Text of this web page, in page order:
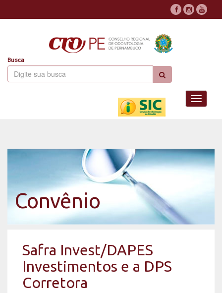
Busca
Toggle
Convênio
Safra Invest/DAPES
Investimentos e a DPS
Corretora